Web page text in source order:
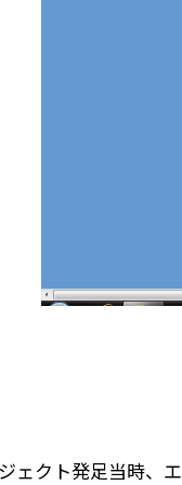
ェクト発足当時、